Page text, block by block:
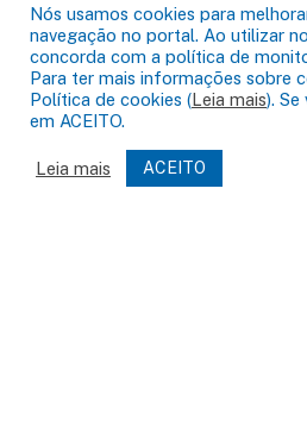
DESENVOLVIDO POR CR2
Nós usamos cookies para
navegação no portal. Ao utilizar
concorda com a política de
Para ter mais informações sobre
Política de cookies (Leia mais).
em ACEITO.
Leia mais ACEITO